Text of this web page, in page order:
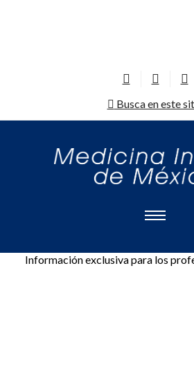
Busca en este
Información exclusiva para los